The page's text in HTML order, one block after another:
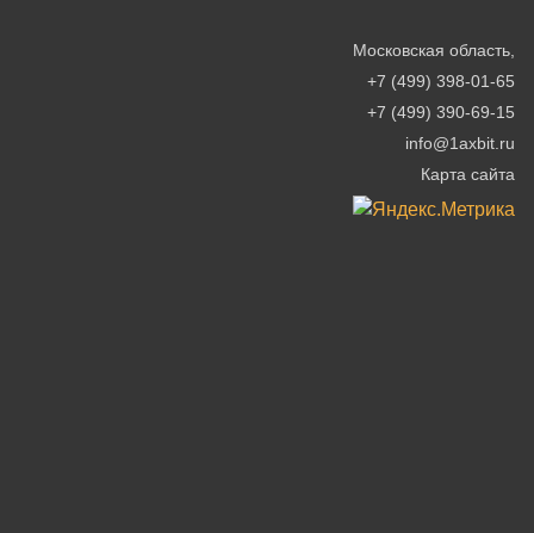
Московская область,
+7 (499) 398-01-65
+7 (499) 390-69-15
info@1axbit.ru
Карта сайта